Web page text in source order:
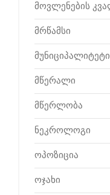
მოვლენების
მრწამსი
მუნიციპალიტეტი
მწერალი
მწერლობა
ნეკროლოგი
ოპოზიცია
ოჯახი